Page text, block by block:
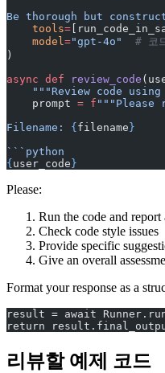
Be thorough but
    tools
=
    model
="gpt-4o"
# 코
)
async def review_code
"""Review code
    prompt
= f """Please
Filename: { filename }
```python
{ user_code }
Please:
Run the code and
Check code style issues
Provide specific
Give an overall
Format your response as a
result = await
return
리뷰할 예제 코드